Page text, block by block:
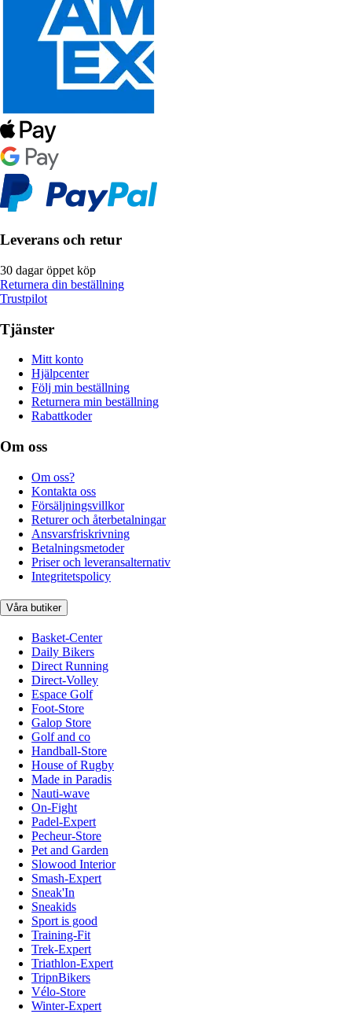
Leverans och retur
30 dagar öppet köp
Returnera din beställning
Trustpilot
Tjänster
Mitt konto
Hjälpcenter
Följ min beställning
Returnera min beställning
Rabattkoder
Om oss
Om oss?
Kontakta oss
Försäljningsvillkor
Returer och återbetalningar
Ansvarsfriskrivning
Betalningsmetoder
Priser och leveransalternativ
Integritetspolicy
Våra butiker
Basket-Center
Daily Bikers
Direct Running
Direct-Volley
Espace Golf
Foot-Store
Galop Store
Golf and co
Handball-Store
House of Rugby
Made in Paradis
Nauti-wave
On-Fight
Padel-Expert
Pecheur-Store
Pet and Garden
Slowood Interior
Smash-Expert
Sneak'In
Sneakids
Sport is good
Training-Fit
Trek-Expert
Triathlon-Expert
TripnBikers
Vélo-Store
Winter-Expert